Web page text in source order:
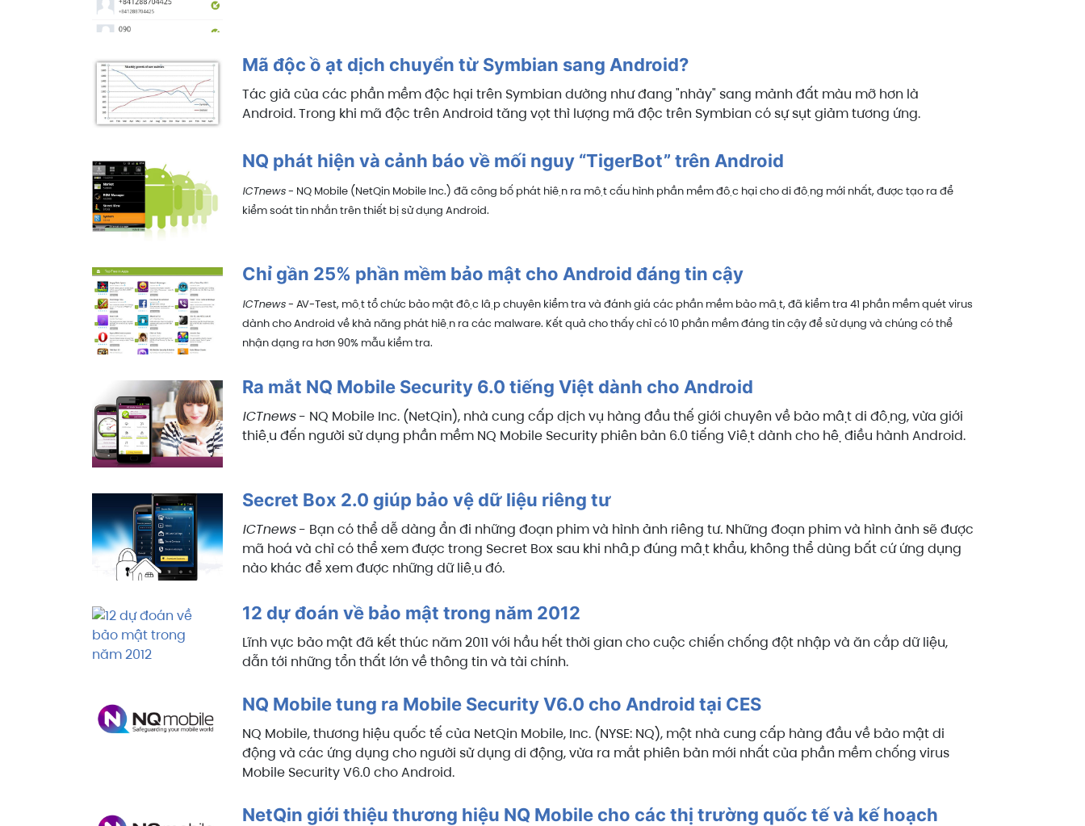
Mã độc ồ ạt dịch chuyển từ Symbian sang Android?
Tác giả của các phần mềm độc hại trên Symbian dường như đang "nhảy" sang mảnh đất màu mỡ hơn là
Android. Trong khi mã độc trên Android tăng vọt thì lượng mã độc trên Symbian có sự sụt giảm tương ứng.
NQ phát hiện và cảnh báo về mối nguy “TigerBot” trên Android
ICTnews- NQ Mobile (NetQin Mobile Inc.) đã công bố phát hiện ra một cấu hình phần mềm độc hại cho di động mới nhất, được tạo ra để
kiểm soát tin nhắn trên thiết bị sử dụng Android.
Chỉ gần 25% phần mềm bảo mật cho Android đáng tin cậy
ICTnews- AV-Test, một tổ chức bảo mật độc lập chuyên kiểm tra và đánh giá các phần mềm bảo mật, đã kiểm tra 41 phần mềm quét virus
dành cho Android về khả năng phát hiện ra các malware. Kết quả cho thấy chỉ có 10 phần mềm đáng tin cậy để sử dụng và chúng có thể
nhận dạng ra hơn 90% mẫu kiểm tra.
Ra mắt NQ Mobile Security 6.0 tiếng Việt dành cho Android
ICTnews- NQ Mobile Inc. (NetQin), nhà cung cấp dịch vụ hàng đầu thế giới chuyên về bảo mật di động, vừa giới
thiệu đến người sử dụng phần mềm NQ Mobile Security phiên bản 6.0 tiếng Việt dành cho hệ điều hành Android.
Secret Box 2.0 giúp bảo vệ dữ liệu riêng tư
ICTnews- Bạn có thể dễ dàng ẩn đi những đoạn phim và hình ảnh riêng tư. Những đoạn phim và hình ảnh sẽ được
mã hoá và chỉ có thể xem được trong Secret Box sau khi nhập đúng mật khẩu, không thể dùng bất cứ ứng dụng
nào khác để xem được những dữ liệu đó.
12 dự đoán về bảo mật trong năm 2012
Lĩnh vực bảo mật đã kết thúc năm 2011 với hầu hết thời gian cho cuộc chiến chống đột nhập và ăn cắp dữ liệu,
dẫn tới những tổn thất lớn về thông tin và tài chính.
NQ Mobile tung ra Mobile Security V6.0 cho Android tại CES
NQ Mobile, thương hiệu quốc tế của NetQin Mobile, Inc. (NYSE: NQ), một nhà cung cấp hàng đầu về bảo mật di
động và các ứng dụng cho người sử dụng di động, vừa ra mắt phiên bản mới nhất của phần mềm chống virus
Mobile Security V6.0 cho Android.
NetQin giới thiệu thương hiệu NQ Mobile cho các thị trường quốc tế và kế hoạch